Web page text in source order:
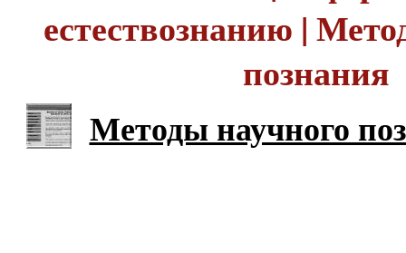
естествознанию |
познания
Методы научного